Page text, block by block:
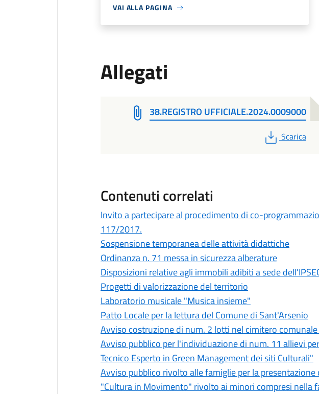
VAI ALLA PAGINA
Allegati
38.REGISTRO UFFICIALE.2024.0009000
PDF
Scarica
Contenuti correlati
Invito a partecipare al procedimento di co-
117/2017.
Sospensione temporanea delle attività didattiche
Ordinanza n. 71 messa in sicurezza alberature
Disposizioni relative agli immobili adibiti a sede
Progetti di valorizzazione del territorio
Laboratorio musicale "Musica insieme"
Patto Locale per la lettura del Comune di Sant'Arsenio
Avviso costruzione di num. 2 lotti nel cimitero
Avviso pubblico per l'individuazione di num. 11 allievi
Tecnico Esperto in Green Management dei siti Culturali"
Avviso pubblico rivolto alle famiglie per la
"Cultura in Movimento" rivolto ai minori compresi nella